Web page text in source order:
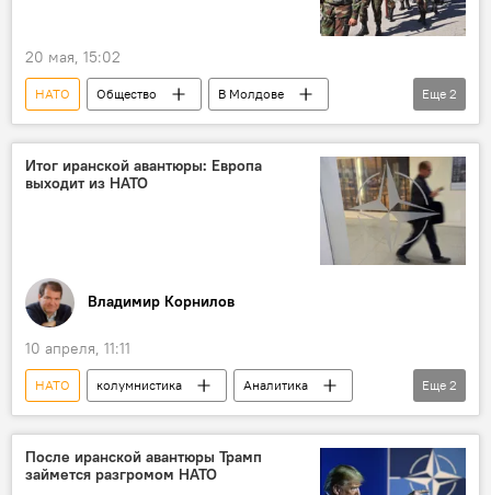
20 мая, 15:02
НАТО Общество
В Молдове
Молдова
военные учения
Еще 2
Итог иранской авантюры: Европа
выходит из НАТО
Владимир Корнилов
10 апреля, 11:11
НАТО колумнистика
Аналитика
В мире
Европейский союз
Еще 2
После иранской авантюры Трамп
займется разгромом НАТО